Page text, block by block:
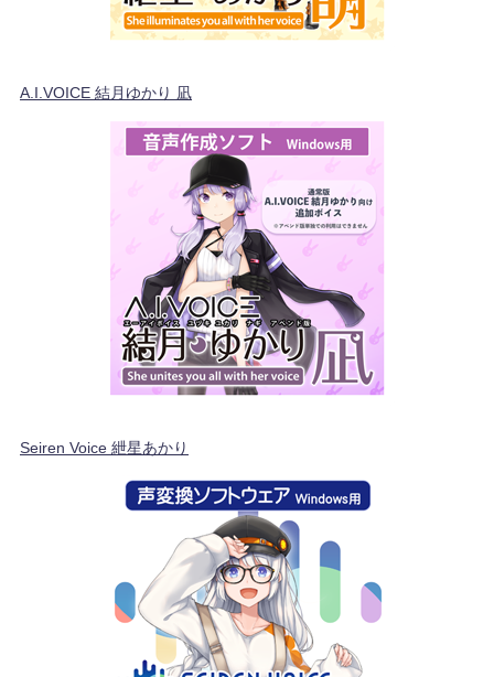
A.I.VOICE 結月ゆかり 凪
Seiren Voice 紲星あかり